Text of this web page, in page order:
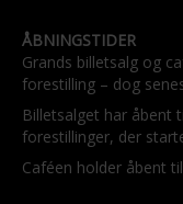
ÅBNINGSTIDER
Grands billetsalg og
forestilling – dog
Billetsalget har åbent
forestillinger, der
Caféen holder åbent